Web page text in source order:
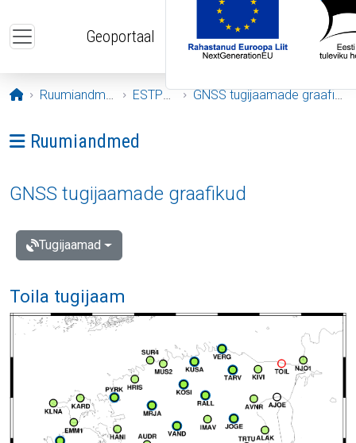
Geoportaal
Avaleht
Ruumiandmed ESTPOS GNSS tugijaamade graafikud
Ava menüü: Ruumiandmed
Ruumiandmed
GNSS tugijaamade graafikud
Tugijaamad
Toila tugijaam